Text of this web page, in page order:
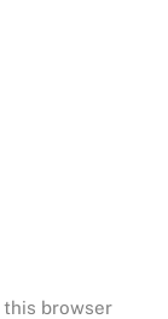
this browser